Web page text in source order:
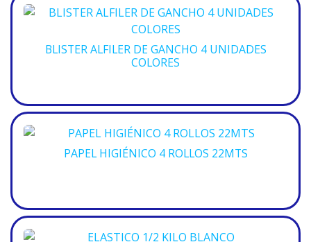
BLISTER ALFILER DE GANCHO 4 UNIDADES
COLORES
PAPEL HIGIÉNICO 4 ROLLOS 22MTS